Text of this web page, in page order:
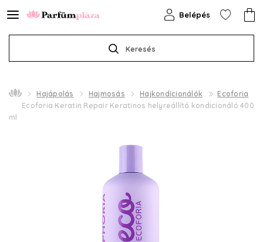
Keresés
Belépés
Hajápolás Hajmosás Hajkondicionálók
Ecoforia
Ecoforia Keratin Repair Keratinos helyreállító kondicionáló 400
ml